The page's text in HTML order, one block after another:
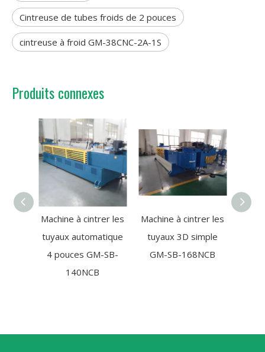
Cintreuse de tubes froids de 2 pouces
cintreuse à froid GM-38CNC-2A-1S
Produits connexes
Machine à cintrer les
tuyaux automatique
4 pouces GM-SB-
140NCB
Machine à cintrer les
tuyaux 3D simple
GM-SB-168NCB